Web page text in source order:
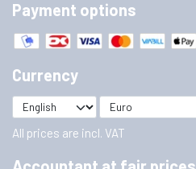
Payment options
Currency
All prices are incl. VAT